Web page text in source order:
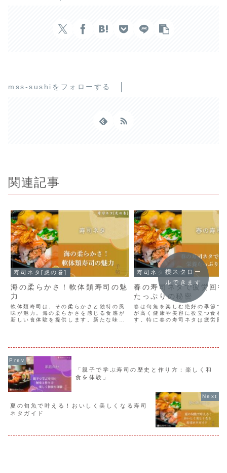
mss-sushiをフォローする
関連記事
寿司ネタ[虎の巻]
海の柔らかさ！軟体類寿司の魅
力
軟体類寿司は、その柔らかさと独特の風
味が魅力。海の柔らかさを感じる食感が
新しい食体験を提供します。新たな味覚
寿司ネタ[虎の巻]
春の寿司ネタで疲労回
たっぷりの秘密
春は旬魚を楽しむ絶好の季節で
が高く健康や美容に役立つ食材
す。特に春の寿司ネタは疲労回
横スクロー
ルできます
「親子で学ぶ寿司の歴史と作り方：楽しく和
食を体験」
夏の旬魚で叶える！おいしく美しくなる寿司
ネタガイド